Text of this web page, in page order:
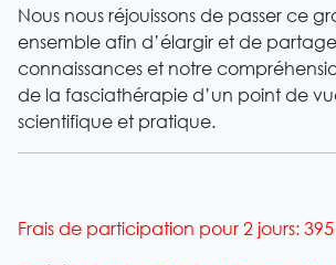
Nous nous réjouissons de passer ce
ensemble afin d’élargir et de
connaissances et notre
de la fasciathérapie d’un point de
scientifique et pratique.
Frais de participation pour 2 jours: 395